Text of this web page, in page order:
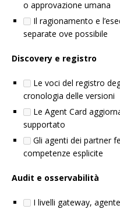
o approvazione umana
Il ragionamento e
separate ove possibile
Discovery e registro
Le voci del registro
cronologia delle versioni
Le Agent Card
supportato
Gli agenti dei partner
competenze esplicite
Audit e osservabilità
I livelli gateway,